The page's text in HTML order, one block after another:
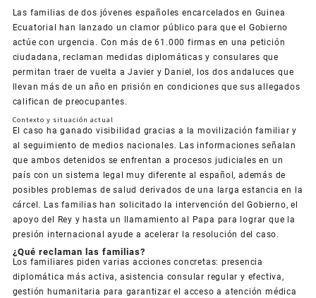
Las familias de dos jóvenes españoles encarcelados en Guinea
Ecuatorial han lanzado un clamor público para que el Gobierno
actúe con urgencia. Con más de 61.000 firmas en una petición
ciudadana, reclaman medidas diplomáticas y consulares que
permitan traer de vuelta a Javier y Daniel, los dos andaluces que
llevan más de un año en prisión en condiciones que sus allegados
califican de preocupantes.
Contexto y situación actual
El caso ha ganado visibilidad gracias a la movilización familiar y
al seguimiento de medios nacionales. Las informaciones señalan
que ambos detenidos se enfrentan a procesos judiciales en un
país con un sistema legal muy diferente al español, además de
posibles problemas de salud derivados de una larga estancia en la
cárcel. Las familias han solicitado la intervención del Gobierno, el
apoyo del Rey y hasta un llamamiento al Papa para lograr que la
presión internacional ayude a acelerar la resolución del caso.
¿Qué reclaman las familias?
Los familiares piden varias acciones concretas: presencia
diplomática más activa, asistencia consular regular y efectiva,
gestión humanitaria para garantizar el acceso a atención médica